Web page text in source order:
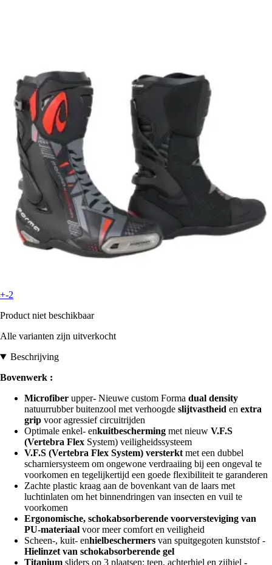
+-2
Product niet beschikbaar
Alle varianten zijn uitverkocht
Beschrijving
Bovenwerk :
Microfiber upper- Nieuwe custom Forma dual density
natuurrubber buitenzool met verhoogde slijtvastheid en extra
grip voor agressief circuitrijden
Optimale enkel- enkuitbescherming met nieuw V.F.S
(Vertebra Flex System) veiligheidssysteem
V.F.S (Vertebra Flex System) versterkt met een dubbel
scharniersysteem om ongewone verdraaiing bij een ongeval te
voorkomen en tegelijkertijd een goede flexibiliteit te garanderen
Zachte plastic kraag aan de bovenkant van de laars met
luchtinlaten om het binnendringen van insecten en vuil te
voorkomen
Ergonomische, schokabsorberende voorversteviging van
PU-materiaal voor meer comfort en veiligheid
Scheen-, kuit- enhielbeschermers van spuitgegoten kunststof -
Hielinzet van schokabsorberende gel
Titanium sliders op 3 plaatsen: teen, achterhiel en zijhiel -